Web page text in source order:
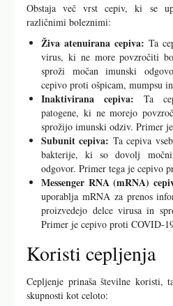
Obstaja več vrst cepiv, ki se
različnimi boleznimi:
Živa atenuirana cepiva: Ta
virus, ki ne more povzročiti
sproži močan imunski
cepivo proti ošpicam, mumpsu
Inaktivirana cepiva: Ta
patogene, ki ne morejo
sprožijo imunski odziv. Primer
Subunit cepiva: Ta cepiva
bakterije, ki so dovolj
odgovor. Primer tega je cepivo
Messenger RNA (mRNA)
uporablja mRNA za prenos
proizvedejo delce virusa in
Primer je cepivo proti COVID-
Koristi cepljenja
Cepljenje prinaša številne koristi,
skupnosti kot celoto: